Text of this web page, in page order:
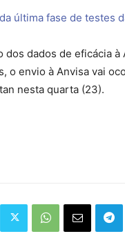
última fase de testes
dados de eficácia
o envio à Anvisa vai
nesta quarta (23).